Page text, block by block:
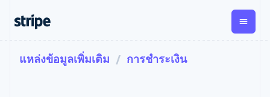
การชำระเงิน รายรับ
การ
ตามขั้น
เอกสารประกอบ
เรียนรู้
แหล่งข้อมูลเพิ่มเติม การชำระเงิน